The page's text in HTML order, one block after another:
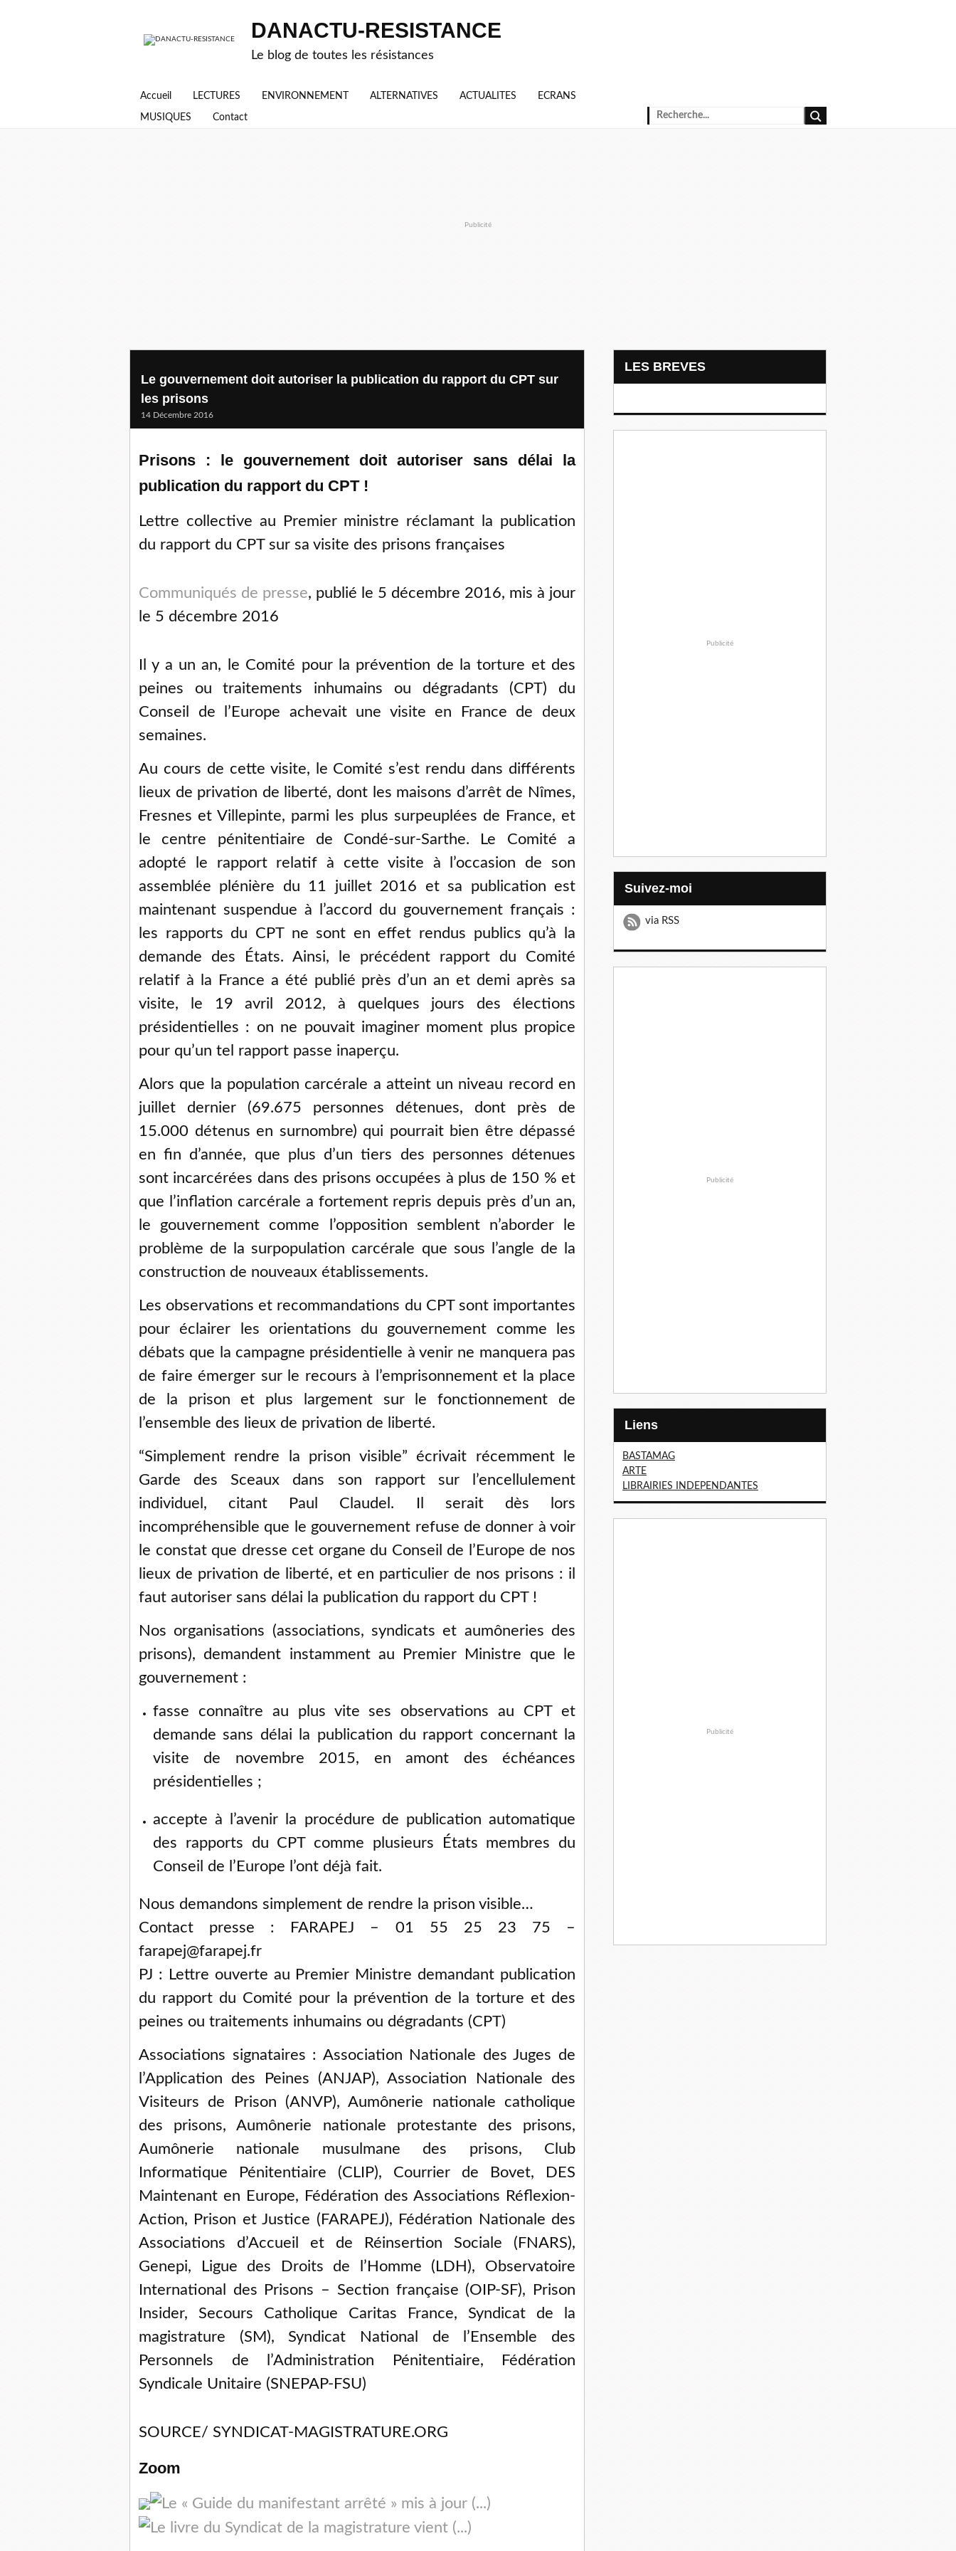
DANACTU-RESISTANCE
Le blog de toutes les résistances
Accueil LECTURES ENVIRONNEMENT ALTERNATIVES ACTUALITES ECRANS
MUSIQUES Contact
Publicité
Le gouvernement doit autoriser la publication du rapport du CPT sur
les prisons
14 Décembre 2016
Prisons : le gouvernement doit autoriser sans délai la
publication du rapport du CPT !
Lettre collective au Premier ministre réclamant la publication
du rapport du CPT sur sa visite des prisons françaises
Communiqués de presse, publié le 5 décembre 2016, mis à jour
le 5 décembre 2016
Il y a un an, le Comité pour la prévention de la torture et des
peines ou traitements inhumains ou dégradants (CPT) du
Conseil de l’Europe achevait une visite en France de deux
semaines.
Au cours de cette visite, le Comité s’est rendu dans différents
lieux de privation de liberté, dont les maisons d’arrêt de Nîmes,
Fresnes et Villepinte, parmi les plus surpeuplées de France, et
le centre pénitentiaire de Condé-sur-Sarthe. Le Comité a
adopté le rapport relatif à cette visite à l’occasion de son
assemblée plénière du 11 juillet 2016 et sa publication est
maintenant suspendue à l’accord du gouvernement français :
les rapports du CPT ne sont en effet rendus publics qu’à la
demande des États. Ainsi, le précédent rapport du Comité
relatif à la France a été publié près d’un an et demi après sa
visite, le 19 avril 2012, à quelques jours des élections
présidentielles : on ne pouvait imaginer moment plus propice
pour qu’un tel rapport passe inaperçu.
Alors que la population carcérale a atteint un niveau record en
juillet dernier (69.675 personnes détenues, dont près de
15.000 détenus en surnombre) qui pourrait bien être dépassé
en fin d’année, que plus d’un tiers des personnes détenues
sont incarcérées dans des prisons occupées à plus de 150 % et
que l’inflation carcérale a fortement repris depuis près d’un an,
le gouvernement comme l’opposition semblent n’aborder le
problème de la surpopulation carcérale que sous l’angle de la
construction de nouveaux établissements.
Les observations et recommandations du CPT sont importantes
pour éclairer les orientations du gouvernement comme les
débats que la campagne présidentielle à venir ne manquera pas
de faire émerger sur le recours à l’emprisonnement et la place
de la prison et plus largement sur le fonctionnement de
l’ensemble des lieux de privation de liberté.
“Simplement rendre la prison visible” écrivait récemment le
Garde des Sceaux dans son rapport sur l’encellulement
individuel, citant Paul Claudel. Il serait dès lors
incompréhensible que le gouvernement refuse de donner à voir
le constat que dresse cet organe du Conseil de l’Europe de nos
lieux de privation de liberté, et en particulier de nos prisons : il
faut autoriser sans délai la publication du rapport du CPT !
Nos organisations (associations, syndicats et aumôneries des
prisons), demandent instamment au Premier Ministre que le
gouvernement :
fasse connaître au plus vite ses observations au CPT et
demande sans délai la publication du rapport concernant la
visite de novembre 2015, en amont des échéances
présidentielles ;
accepte à l’avenir la procédure de publication automatique
des rapports du CPT comme plusieurs États membres du
Conseil de l’Europe l’ont déjà fait.
Nous demandons simplement de rendre la prison visible…
Contact presse : FARAPEJ – 01 55 25 23 75 –
farapej@farapej.fr
PJ : Lettre ouverte au Premier Ministre demandant publication
du rapport du Comité pour la prévention de la torture et des
peines ou traitements inhumains ou dégradants (CPT)
Associations signataires : Association Nationale des Juges de
l’Application des Peines (ANJAP), Association Nationale des
Visiteurs de Prison (ANVP), Aumônerie nationale catholique
des prisons, Aumônerie nationale protestante des prisons,
Aumônerie nationale musulmane des prisons, Club
Informatique Pénitentiaire (CLIP), Courrier de Bovet, DES
Maintenant en Europe, Fédération des Associations Réflexion-
Action, Prison et Justice (FARAPEJ), Fédération Nationale des
Associations d’Accueil et de Réinsertion Sociale (FNARS),
Genepi, Ligue des Droits de l’Homme (LDH), Observatoire
International des Prisons – Section française (OIP-SF), Prison
Insider, Secours Catholique Caritas France, Syndicat de la
magistrature (SM), Syndicat National de l’Ensemble des
Personnels de l’Administration Pénitentiaire, Fédération
Syndicale Unitaire (SNEPAP-FSU)
SOURCE/ SYNDICAT-MAGISTRATURE.ORG
Zoom
LES BREVES
Publicité
Suivez-moi
via RSS
Publicité
Liens
BASTAMAG
ARTE
LIBRAIRIES INDEPENDANTES
Publicité